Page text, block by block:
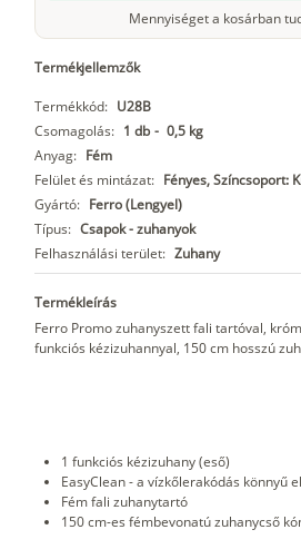
Mennyiséget a kosárban
Termékjellemzők
Termékkód: U28B
Csomagolás: 1 db - 0,5 kg
Anyag: Fém
Felület és mintázat: Fényes, Színcsoport:
Gyártó: Ferro (Lengyel)
Típus: Csapok - zuhanyok
Felhasználási terület: Zuhany
Termékleírás
Ferro Promo zuhanyszett fali tartóval,
funkciós kézizuhannyal, 150 cm hosszú
1 funkciós kézizuhany (eső)
EasyClean - a vízkőlerakódás könnyű
Fém fali zuhanytartó
150 cm-es fémbevonatú zuhanycső